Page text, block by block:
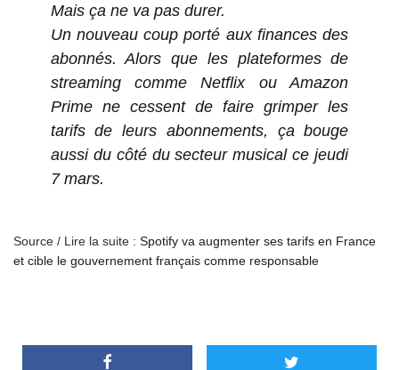
Mais ça ne va pas durer.
Un nouveau coup porté aux finances des
abonnés. Alors que les plateformes de
streaming comme Netflix ou Amazon
Prime ne cessent de faire grimper les
tarifs de leurs abonnements, ça bouge
aussi du côté du secteur musical ce jeudi
7 mars.
Source / Lire la suite : Spotify va augmenter ses tarifs en France
et cible le gouvernement français comme responsable